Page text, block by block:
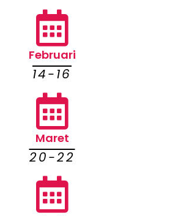
Februari
14-16
Maret
20-22